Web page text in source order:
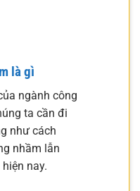
là gì
ngành công
ta cần đi
như cách
nhầm lẫn
nay.